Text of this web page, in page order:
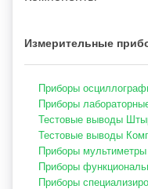
Измерительные
Приборы
Приборы
Тестовые выводы
Тестовые выводы
Приборы мультиметры
Приборы
Приборы